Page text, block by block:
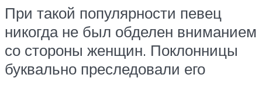
При такой популярности певец
никогда не был обделен вниманием
со стороны женщин. Поклонницы
буквально преследовали его